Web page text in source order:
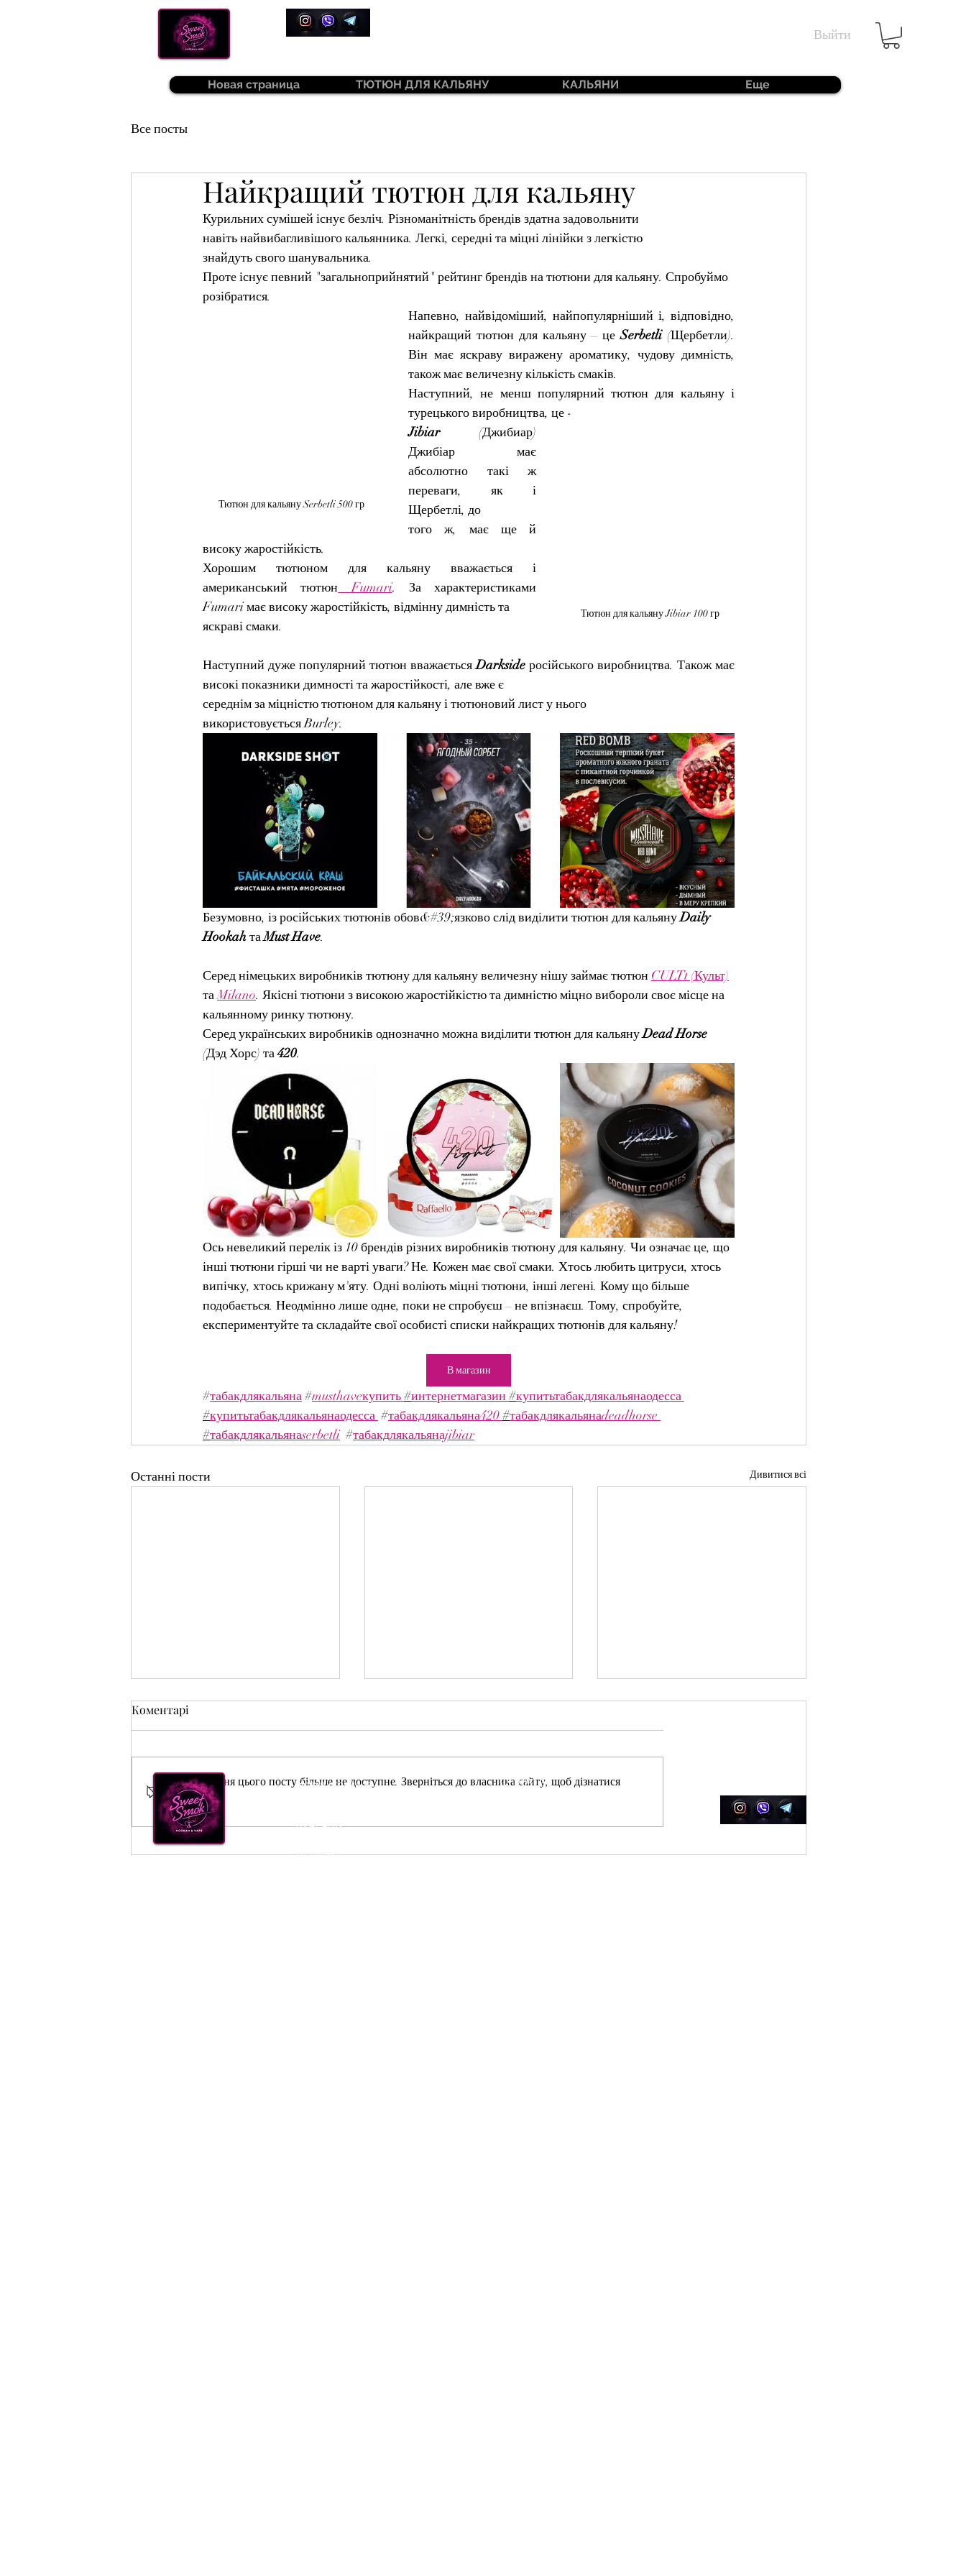
Выйти
Новая страница ТЮТЮН ДЛЯ КАЛЬЯНУ КАЛЬЯНИ Еще
Все посты
Найкращий тютюн для кальяну
Курильних сумішей існує безліч. Різноманітність брендів здатна задовольнити
навіть найвибагливішого кальянника. Легкі, середні та міцні лінійки з легкістю
знайдуть свого шанувальника.
Проте існує певний "загальноприйнятий" рейтинг брендів на тютюни для кальяну. Спробуймо
розібратися.
Тютюн для кальяну Serbetli 500 гр
Напевно, найвідоміший, найпопулярніший і, відповідно,
найкращий тютюн для кальяну – це Serbetli (Щербетли).
Він має яскраву виражену ароматику, чудову димність,
також має величезну кількість смаків.
Наступний, не менш популярний тютюн для кальяну і
турецького виробництва, це -
Тютюн для кальяну Jibiar 100 гр
Jibiar (Джибиар)
Джибіар має
абсолютно такі ж
переваги, як і
Щербетлі, до
того ж, має ще й
високу жаростійкість.
Хорошим тютюном для кальяну вважається і
американський тютюн Fumari. За характеристиками
Fumari має високу жаростійкість, відмінну димність та
яскраві смаки.
Наступний дуже популярний тютюн вважається Darkside російського виробництва. Також має
високі показники димності та жаростійкості, але вже є
середнім за міцністю тютюном для кальяну і тютюновий лист у нього
використовується Burley.
Безумовно, із російських тютюнів обов&#39;язково слід виділити тютюн для кальяну Daily
Hookah та Must Have.
Серед німецьких виробників тютюну для кальяну величезну нішу займає тютюн CULTt (Культ)
та Milano. Якісні тютюни з високою жаростійкістю та димністю міцно вибороли своє місце на
кальянному ринку тютюну.
Серед українських виробників однозначно можна виділити тютюн для кальяну Dead Horse
(Дэд Хорс) та 420.
Ось невеликий перелік із 10 брендів різних виробників тютюну для кальяну. Чи означає це, що
інші тютюни гірші чи не варті уваги? Не. Кожен має свої смаки. Хтось любить цитруси, хтось
випічку, хтось крижану м'яту. Одні воліють міцні тютюни, інші легені. Кому що більше
подобається. Неодмінно лише одне, поки не спробуєш – не впізнаєш. Тому, спробуйте,
експериментуйте та складайте свої особисті списки найкращих тютюнів для кальяну!
В магазин
#табакдлякальяна #musthaveкупить #интернетмагазин #купитьтабакдлякальянаодесса
#купитьтабакдлякальянаодесса #табакдлякальяна420 #табакдлякальянаdeadhorse
#табакдлякальянаserbetli #табакдлякальянаjibiar
Останні пости Дивитися всі
420 Light 250 г чи 100 г — що
вигідніше та зручніше
Найкращі смаки 420 Light
Коментарі
Коментування цього посту більше не доступне. Зверніться до власника сайту, щоб дізнатися
більше.
Новая страница
КАЛЬЯНИ
ВУГІЛЛЯ
ОПЛАТА